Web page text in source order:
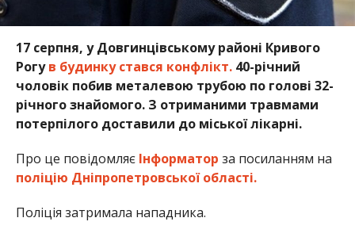
17 серпня, у Довгинцівському районі Кривого
Рогув будинку стався конфлікт.40-річний
чоловік побив металевою трубою по голові 32-
річного знайомого. З отриманими травмами
потерпілого доставили до міської лікарні.
Про це повідомляє Інформатор за посиланням на
поліцію Дніпропетровської області.
Поліція затримала нападника.